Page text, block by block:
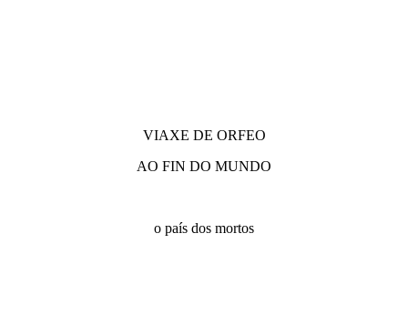
VIAXE DE ORFEO
AO FIN DO MUNDO
o país dos mortos